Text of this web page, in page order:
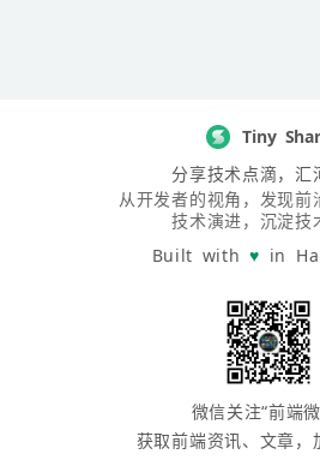
Tiny
分享技术点滴，汇
从开发者的视角，发现前
技术演进，沉淀技
Built with♥ in
微信关注“前端
获取前端资讯、文章，